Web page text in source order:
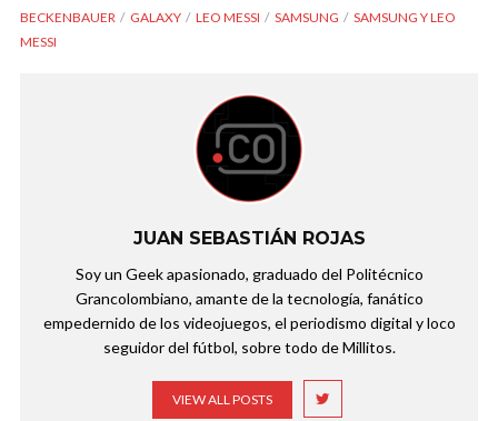
BECKENBAUER
GALAXY LEO MESSI SAMSUNG
SAMSUNG Y LEO
MESSI
JUAN SEBASTIÁN ROJAS
Soy un Geek apasionado, graduado del Politécnico
Grancolombiano, amante de la tecnología, fanático
empedernido de los videojuegos, el periodismo digital y loco
seguidor del fútbol, sobre todo de Millitos.
VIEW ALL POSTS